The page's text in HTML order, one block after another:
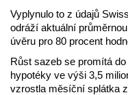
Vyplynulo to z údajů
odráží aktuální
úvěru pro 80 procent
Růst sazeb se promítá
hypotéky ve výši 3,5
vzrostla měsíční splátka